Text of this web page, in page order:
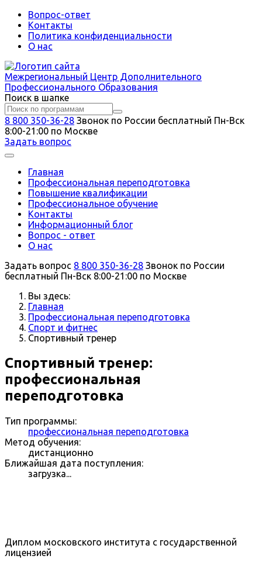
Вопрос-ответ
Контакты
Политика конфиденциальности
О нас
Межрегиональный Центр Дополнительного
Профессионального Образования
Поиск в шапке
8 800 350-36-28 Звонок по России бесплатный Пн-Вск
8:00-21:00 по Москве
Задать вопрос
Главная
Профессиональная переподготовка
Повышение квалификации
Профессиональное обучение
Контакты
Информационный блог
Вопрос - ответ
О нас
Задать вопрос 8 800 350-36-28 Звонок по России
бесплатный Пн-Вск 8:00-21:00 по Москве
Вы здесь:
Главная
Профессиональная переподготовка
Спорт и фитнес
Спортивный тренер
Спортивный тренер:
профессиональная
переподготовка
Тип программы:
профессиональная переподготовка
Метод обучения:
дистанционно
Ближайшая дата поступления:
загрузка...
Диплом московского института с государственной
лицензией